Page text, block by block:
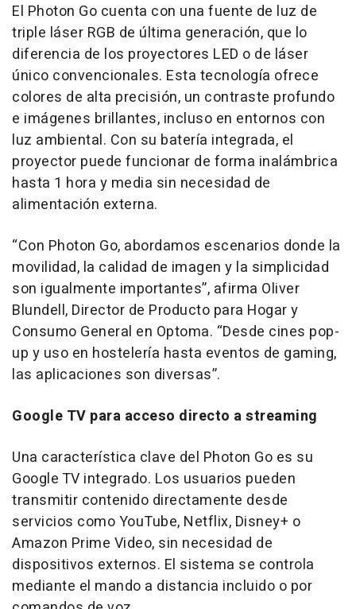
El Photon Go cuenta con una fuente de luz de
triple láser RGB de última generación, que lo
diferencia de los proyectores LED o de láser
único convencionales. Esta tecnología ofrece
colores de alta precisión, un contraste profundo
e imágenes brillantes, incluso en entornos con
luz ambiental. Con su batería integrada, el
proyector puede funcionar de forma inalámbrica
hasta 1 hora y media sin necesidad de
alimentación externa.
“Con Photon Go, abordamos escenarios donde la
movilidad, la calidad de imagen y la simplicidad
son igualmente importantes”, afirma Oliver
Blundell, Director de Producto para Hogar y
Consumo General en Optoma. “Desde cines pop-
up y uso en hostelería hasta eventos de gaming,
las aplicaciones son diversas”.
Google TV para acceso directo a streaming
Una característica clave del Photon Go es su
Google TV integrado. Los usuarios pueden
transmitir contenido directamente desde
servicios como YouTube, Netflix, Disney+ o
Amazon Prime Video, sin necesidad de
dispositivos externos. El sistema se controla
mediante el mando a distancia incluido o por